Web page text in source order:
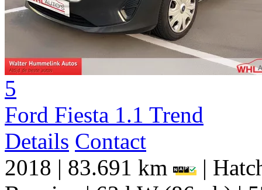
5
Ford Fiesta 1.1 Trend
Details Contact
2018 | 83.691 km |